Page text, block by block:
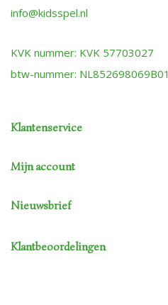
info@kidsspel.nl
KVK nummer: KVK 57703027
btw-nummer: NL852698069B01
Klantenservice
Mijn account
Nieuwsbrief
Klantbeoordelingen